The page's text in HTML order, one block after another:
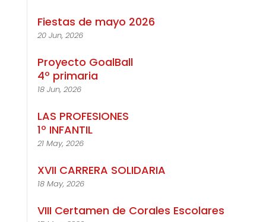
Fiestas de mayo 2026
20 Jun, 2026
Proyecto GoalBall
4º primaria
18 Jun, 2026
LAS PROFESIONES
1º INFANTIL
21 May, 2026
XVII CARRERA SOLIDARIA
18 May, 2026
VIII Certamen de Corales Escolares